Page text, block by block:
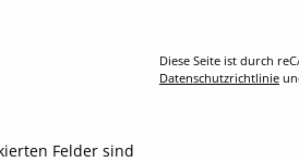
Diese Seite ist durch
Datenschutzrichtlinie
Felder sind